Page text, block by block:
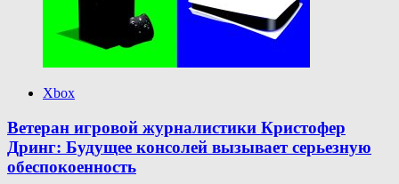
Xbox
Ветеран игровой журналистики Кристофер
Дринг: Будущее консолей вызывает серьезную
обеспокоенность